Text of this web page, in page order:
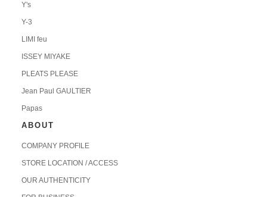
Y's
Y-3
LIMI feu
ISSEY MIYAKE
PLEATS PLEASE
Jean Paul GAULTIER
Papas
ABOUT
COMPANY PROFILE
STORE LOCATION / ACCESS
OUR AUTHENTICITY